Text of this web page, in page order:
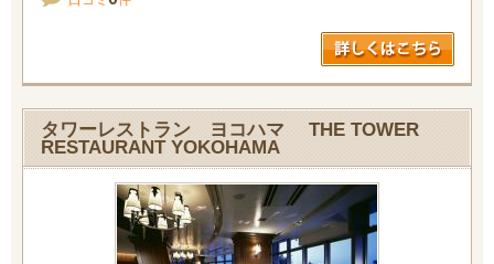
タワーレストラン ヨコハマ THE TOWER
RESTAURANT YOKOHAMA